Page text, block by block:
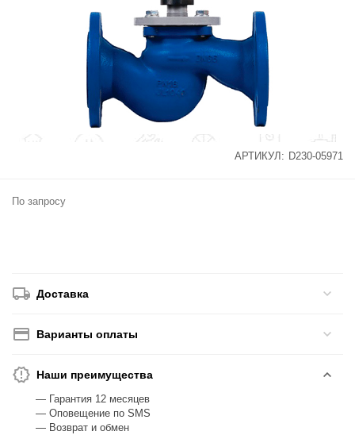
АРТИКУЛ: D230-05971
По запросу
Доставка
Варианты оплаты
Наши преимущества
— Гарантия 12 месяцев
— Оповещение по SMS
— Возврат и обмен